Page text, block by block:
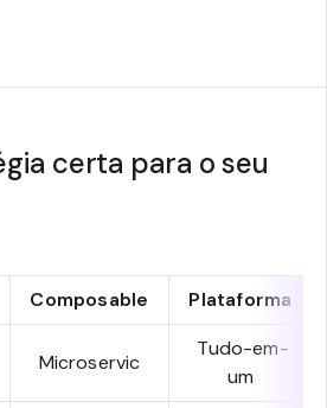
certa para o seu
Composable Plataforma
Microservic
Tudo-em-
um